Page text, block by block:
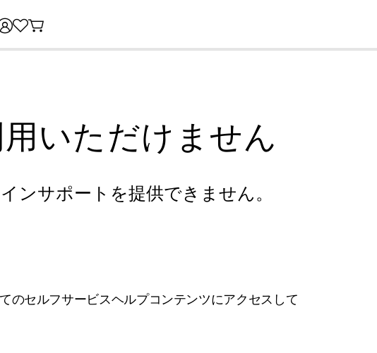
いただけません
ンサポートを提供できません。
のセルフサービスヘルプコンテンツにアクセスして